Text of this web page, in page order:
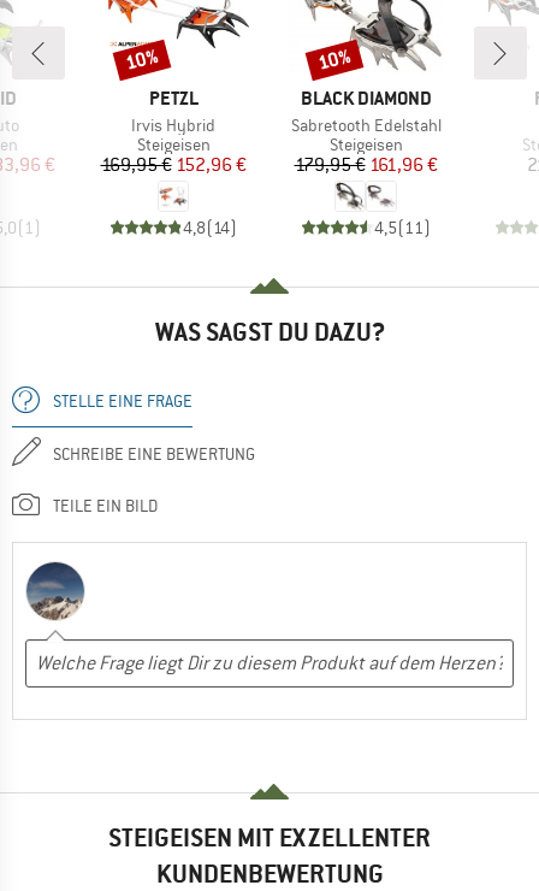
Preis
€
(1 )
MARKE
PETZL
Artikel
Irvis Hybrid
Produktgruppe
Steigeisen
Preis
169,95 €reduzierter Preis
152,96 €
4,8(14)
Rabatt
10%
MARKE
BLACK DIAMOND
Artikel
Sabretooth Edelstahl
Produktgruppe
Steigeisen
Preis
179,95 €reduzierter Preis
161,96 €
4,5(11 )
Rabatt
10%
WAS SAGST DU DAZU?
STELLE EINE FRAGE
SCHREIBE EINE BEWERTUNG
TEILE EIN BILD
STEIGEISEN MIT EXZELLENTER
KUNDENBEWERTUNG